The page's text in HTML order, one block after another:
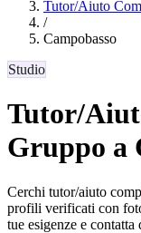
Tutor/Aiuto
/
Campobasso
Studio
Tutor/
Gruppo a
Cerchi tutor/aiuto
profili verificati con
tue esigenze e